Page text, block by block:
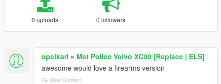
0 uploads 0 followers
opelkarl » Met Police Volvo XC90 [Replace | ELS]
awesome would love a firearms version
View Context